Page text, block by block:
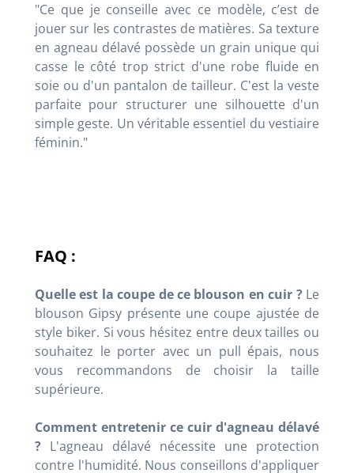
"Ce que je conseille avec ce modèle, c’est de
jouer sur les contrastes de matières. Sa texture
en agneau délavé possède un grain unique qui
casse le côté trop strict d'une robe fluide en
soie ou d'un pantalon de tailleur. C'est la veste
parfaite pour structurer une silhouette d'un
simple geste. Un véritable essentiel du vestiaire
féminin."
FAQ :
Quelle est la coupe de ce blouson en cuir ?Le
blouson Gipsy présente une coupe ajustée de
style biker. Si vous hésitez entre deux tailles ou
souhaitez le porter avec un pull épais, nous
vous recommandons de choisir la taille
supérieure.
Comment entretenir ce cuir d'agneau délavé
? L'agneau délavé nécessite une protection
contre l'humidité. Nous conseillons d'appliquer